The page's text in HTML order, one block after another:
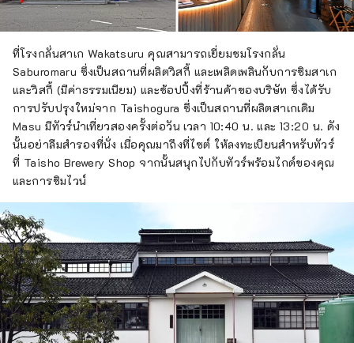
ที่โรงกลั่นสาเก Wakatsuru คุณสามารถเยี่ยมชมโรงกลั่น
Saburomaru ซึ่งเป็นสถานที่ผลิตวิสกี้ และเพลิดเพลินกับการชิมสาเก
และวิสกี้ (มีค่าธรรมเนียม) และช้อปปิ้งที่ร้านค้าของบริษัท ซึ่งได้รับ
การปรับปรุงใหม่จาก Taishogura ซึ่งเป็นสถานที่ผลิตสาเกเดิม
Masu มีทัวร์นำเที่ยวสองครั้งต่อวัน เวลา 10:40 น. และ 13:20 น. ดัง
นั้นอย่าลืมสำรองที่นั่ง เมื่อคุณมาถึงที่ไซต์ ให้ลงทะเบียนสำหรับทัวร์
ที่ Taisho Brewery Shop จากนั้นสนุกไปกับทัวร์พร้อมไกด์ของคุณ
และการชิมไวน์